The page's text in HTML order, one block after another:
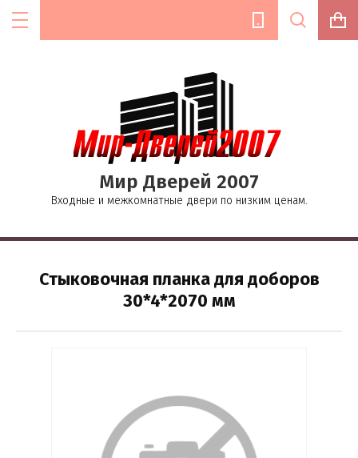
Мир Дверей 2007
Входные и межкомнатные двери по низким ценам.
Стыковочная планка для доборов
30*4*2070 мм
Цена (руб.):
Название:
Текст: